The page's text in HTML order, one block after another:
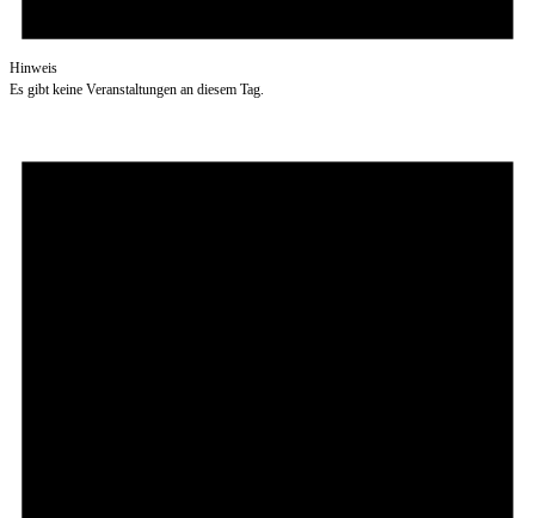
Hinweis
Es gibt keine Veranstaltungen an diesem Tag.